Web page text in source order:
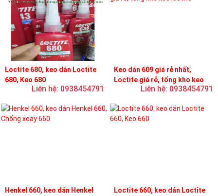
Loctite 680, keo dán Loctite
680, Keo 680
Liên hệ: 0938454791
Keo dán 609 giá rẻ nhất,
Loctite giá rẻ, tổng kho keo
Liên hệ: 0938454791
Henkel 660, keo dán Henkel
Loctite 660, keo dán Loctite